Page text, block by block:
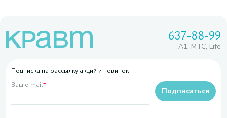
637-88-99
A1, МТС, Life
Подписка на рассылку акций и новинок
Ваш e-mail*
Подписаться